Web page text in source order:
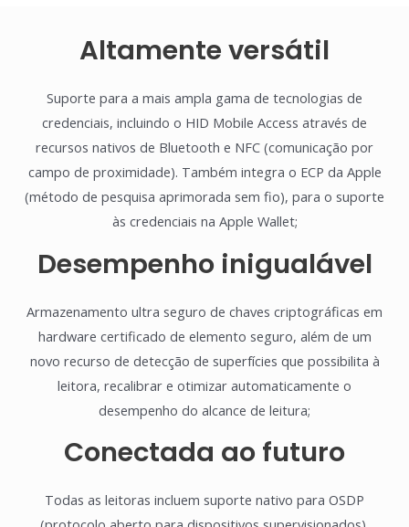
Altamente versátil
Suporte para a mais ampla gama de tecnologias de
credenciais, incluindo o HID Mobile Access através de
recursos nativos de Bluetooth e NFC (comunicação por
campo de proximidade). Também integra o ECP da Apple
(método de pesquisa aprimorada sem fio), para o suporte
às credenciais na Apple Wallet;
Desempenho inigualável
Armazenamento ultra seguro de chaves criptográficas em
hardware certificado de elemento seguro, além de um
novo recurso de detecção de superfícies que possibilita à
leitora, recalibrar e otimizar automaticamente o
desempenho do alcance de leitura;
Conectada ao futuro
Todas as leitoras incluem suporte nativo para OSDP